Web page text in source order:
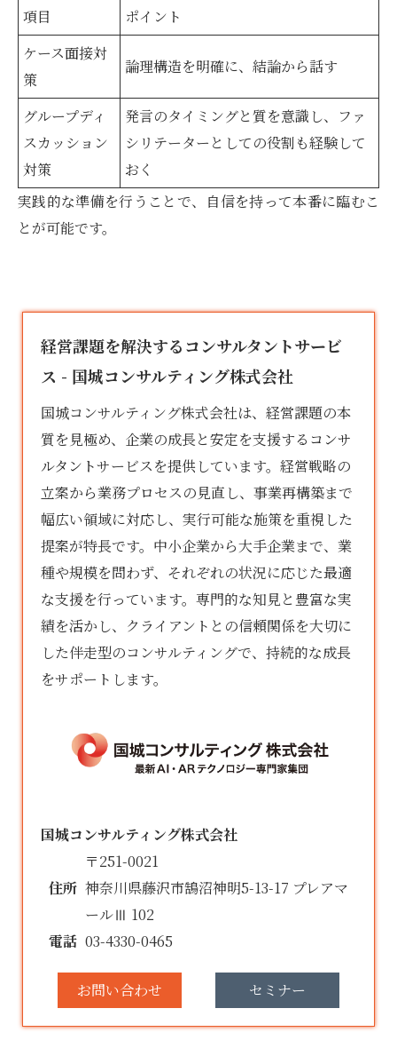
項目
ポイント
ケース面接対
策
論理構造を明確に、結論から話す
グループディ
スカッション
対策
発言のタイミングと質を意識し、ファ
シリテーターとしての役割も経験して
おく
実践的な準備を行うことで、自信を持って本番に臨むこ
とが可能です。
経営課題を解決するコンサルタントサービ
ス - 国城コンサルティング株式会社
国城コンサルティング株式会社は、経営課題の本
質を見極め、企業の成長と安定を支援する コンサ
ルタントサービスを提供しています。経営戦略の
立案から業務プロセスの見直し、事業再構築まで
幅広い領域に対応し、実行可能な施策を重視した
提案が特長です。中小企業から大手企業まで、業
種や規模を問わず、それぞれの状況に応じた最適
な支援を行っています。専門的な知見と豊富な実
績を活かし、クライアントとの信頼関係を大切に
した伴走型のコンサルティングで、持続的な成長
をサポートします。
国城コンサルティング株式会社
住所
〒251-0021
神奈川県藤沢市鵠沼神明5-13-17 プレアマ
ールⅢ 102
電話 03-4330-0465
お問い合わせ セミナー